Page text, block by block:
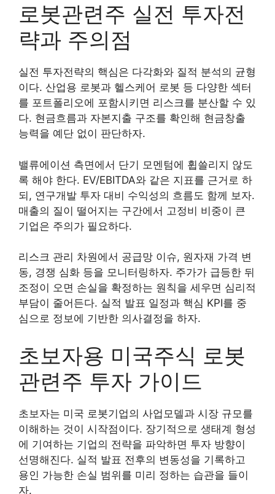
로봇관련주 실전 투자전
략과 주의점
실전 투자전략의 핵심은 다각화와 질적 분석의 균형
이다. 산업용 로봇과 헬스케어 로봇 등 다양한 섹터
를 포트폴리오에 포함시키면 리스크를 분산할 수 있
다. 현금흐름과 자본지출 구조를 확인해 현금창출
능력을 예단 없이 판단하자.
밸류에이션 측면에서 단기 모멘텀에 휩쓸리지 않도
록 해야 한다. EV/EBITDA와 같은 지표를 근거로 하
되, 연구개발 투자 대비 수익성의 흐름도 함께 보자.
매출의 질이 떨어지는 구간에서 고정비 비중이 큰
기업은 주의가 필요하다.
리스크 관리 차원에서 공급망 이슈, 원자재 가격 변
동, 경쟁 심화 등을 모니터링하자. 주가가 급등한 뒤
조정이 오면 손실을 확정하는 원칙을 세우면 심리적
부담이 줄어든다. 실적 발표 일정과 핵심 KPI를 중
심으로 정보에 기반한 의사결정을 하자.
초보자용 미국주식 로봇
관련주 투자 가이드
초보자는 미국 로봇기업의 사업모델과 시장 규모를
이해하는 것이 시작점이다. 장기적으로 생태계 형성
에 기여하는 기업의 전략을 파악하면 투자 방향이
선명해진다. 실적 발표 전후의 변동성을 기록하고
용인 가능한 손실 범위를 미리 정하는 습관을 들이
자.